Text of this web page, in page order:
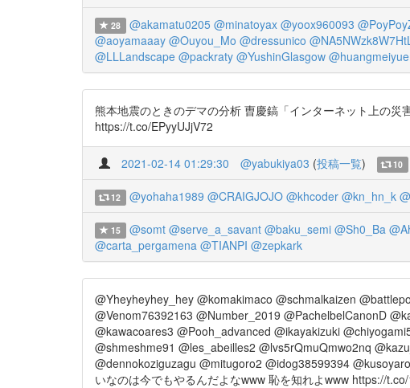
28 @akamatu0205 @minatoyax @yoox960093
@aoyamaaay @Ouyou_Mo @dressunico
@LLLandscape @packraty @YushinGlasgow
熊本地震のときのデマの分析 曺慶鎬「インターネット上の
https://t.co/EPyyUJjV72
2021-02-14 01:29:30 @yabukiya03 (投稿一覧) 10
12 @yohaha1989 @CRAIGJOJO @khcoder @kn_hn_k
15 @somt @serve_a_savant @baku_semi @Sh0_Ba
@carta_pergamena @TIANPI @zepkark
@Yheyheyhey_hey @komakimaco @schmalkaizen
@Venom76392163 @Number_2019 @PachelbelCanonD
@kawacoares3 @Pooh_advanced @ikayakizuki
@shmeshme91 @les_abeilles2 @lvs5rQmuQmwo2nq
@dennokoziguzagu @mitugoro2 @idog38599394
いなのは今でもやるんだよなwww 恥を知れよwww https://